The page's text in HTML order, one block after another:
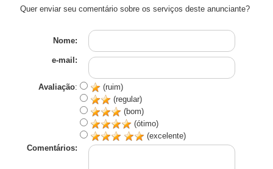
Quer enviar seu comentário sobre os serviços deste anunciante?
Nome:
e-mail:
Avaliação:
(ruim)
(regular)
(bom)
(ótimo)
(excelente)
Comentários: